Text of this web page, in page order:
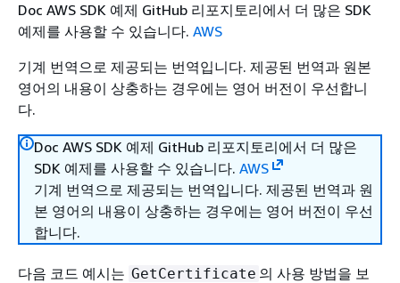
Doc AWS SDK 예제 GitHub 리포지토리에서 더 많은 SDK
예제를 사용할 수 있습니다. AWS
기계 번역으로 제공되는 번역입니다. 제공된 번역과 원본
영어의 내용이 상충하는 경우에는 영어 버전이 우선합니
다.
Doc AWS SDK 예제 GitHub 리포지토리에서 더 많은
SDK 예제를 사용할 수 있습니다. AWS
기계 번역으로 제공되는 번역입니다. 제공된 번역과 원
본 영어의 내용이 상충하는 경우에는 영어 버전이 우선
합니다.
다음 코드 예시는 GetCertificate 의 사용 방법을 보